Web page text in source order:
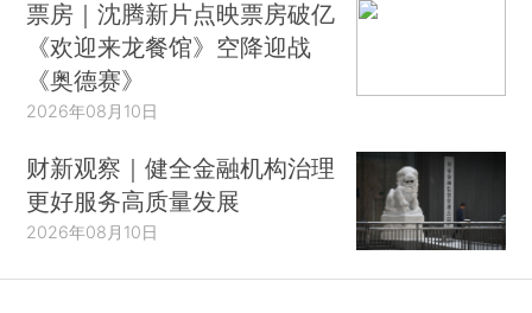
票房｜沈腾新片点映票房破亿
《欢迎来龙餐馆》空降迎战
《奥德赛》
2026年08月10日
财新观察｜健全金融机构治理
更好服务高质量发展
2026年08月10日